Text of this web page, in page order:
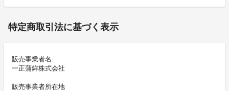
特定商取引法に基づく表示
販売事業者名
一正蒲鉾株式会社
販売事業者所在地